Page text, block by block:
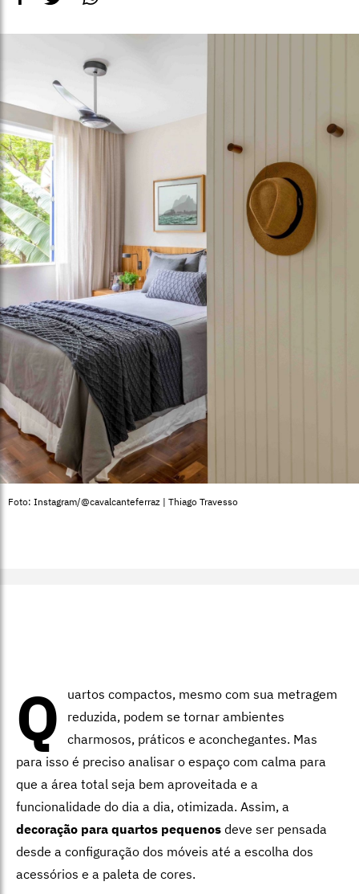
Foto: Instagram/@cavalcanteferraz | Thiago Travesso
Q
uartos compactos, mesmo com sua metragem
reduzida, podem se tornar ambientes
charmosos, práticos e aconchegantes. Mas
para isso é preciso analisar o espaço com calma para
que a área total seja bem aproveitada e a
funcionalidade do dia a dia, otimizada. Assim, a
decoração para quartos pequenos deve ser pensada
desde a configuração dos móveis até a escolha dos
acessórios e a paleta de cores.